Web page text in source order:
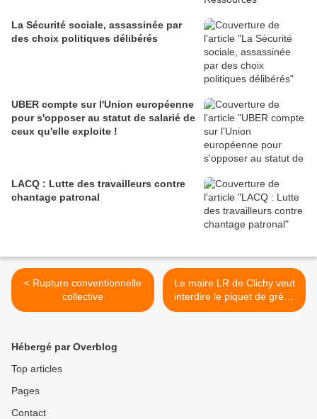
La Sécurité sociale, assassinée par
des choix politiques délibérés
UBER compte sur l'Union européenne
pour s'opposer au statut de salarié de
ceux qu'elle exploite !
LACQ : Lutte des travailleurs contre
chantage patronal
< Rupture conventionnelle
collective
Le maire LR de Clichy veut
interdire le piquet de grève
et fait appel à la police ! >
Hébergé par Overblog
Top articles
Pages
Contact